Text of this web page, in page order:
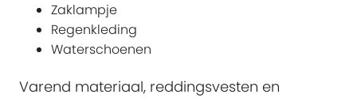
Zaklampje
Regenkleding
Waterschoenen
Varend materiaal, reddingsvesten en